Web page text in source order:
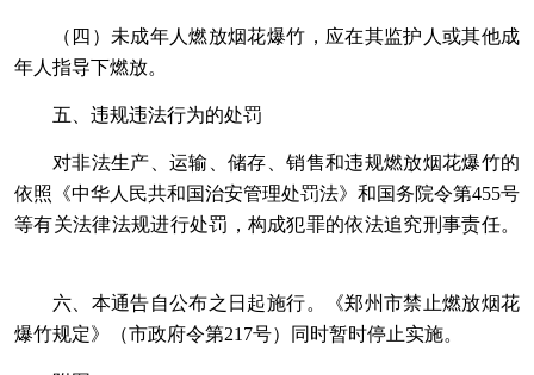
（四）未成年人燃放烟花爆竹，应在其监护人或其他成
年人指导下燃放。
五、违规违法行为的处罚
对非法生产、运输、储存、销售和违规燃放烟花爆竹的
依照《中华人民共和国治安管理处罚法》和国务院令第455号
等有关法律法规进行处罚，构成犯罪的依法追究刑事责任。
六、本通告自公布之日起施行。《郑州市禁止燃放烟花
爆竹规定》（市政府令第217号）同时暂时停止实施。